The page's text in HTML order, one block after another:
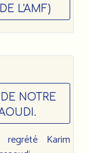
L'AMF)
NOTRE
Karim